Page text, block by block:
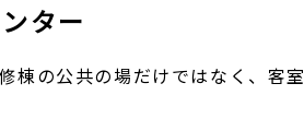
ター
棟の公共の場だけではなく、客室